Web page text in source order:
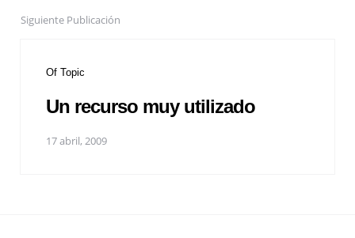
Siguiente Publicación
Of Topic
Un recurso muy utilizado
17 abril, 2009